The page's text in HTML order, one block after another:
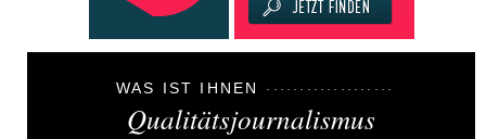
WAS IST IHNEN
Qualitätsjournalismus